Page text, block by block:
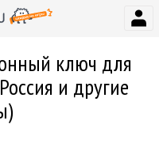
ключ для
и другие